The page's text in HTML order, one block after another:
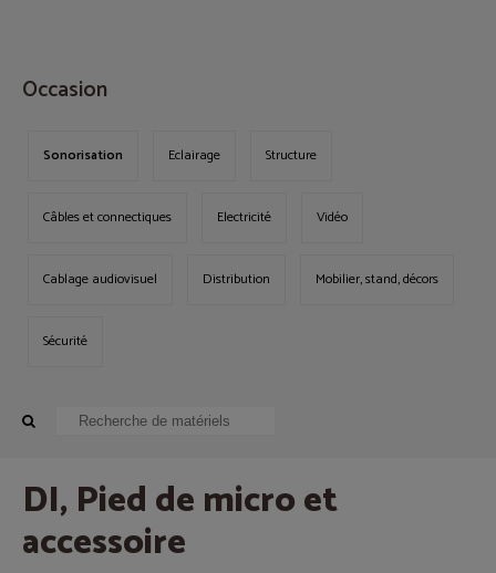
Occasion
Sonorisation Eclairage Structure
Câbles et connectiques Electricité Vidéo
Cablage audiovisuel Distribution Mobilier, stand, décors
Sécurité
DI, Pied de micro et
accessoire